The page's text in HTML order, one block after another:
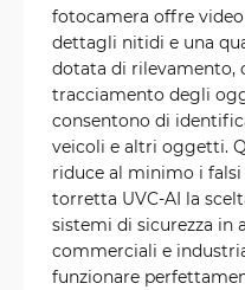
fotocamera offre
dettagli nitidi e una
dotata di rilevamento,
tracciamento degli
consentono di
veicoli e altri oggetti.
riduce al minimo i
torretta UVC-AI la
sistemi di sicurezza in
commerciali e
funzionare